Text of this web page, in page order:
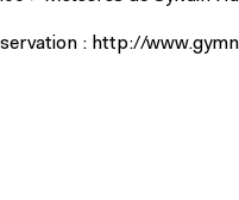
: http://